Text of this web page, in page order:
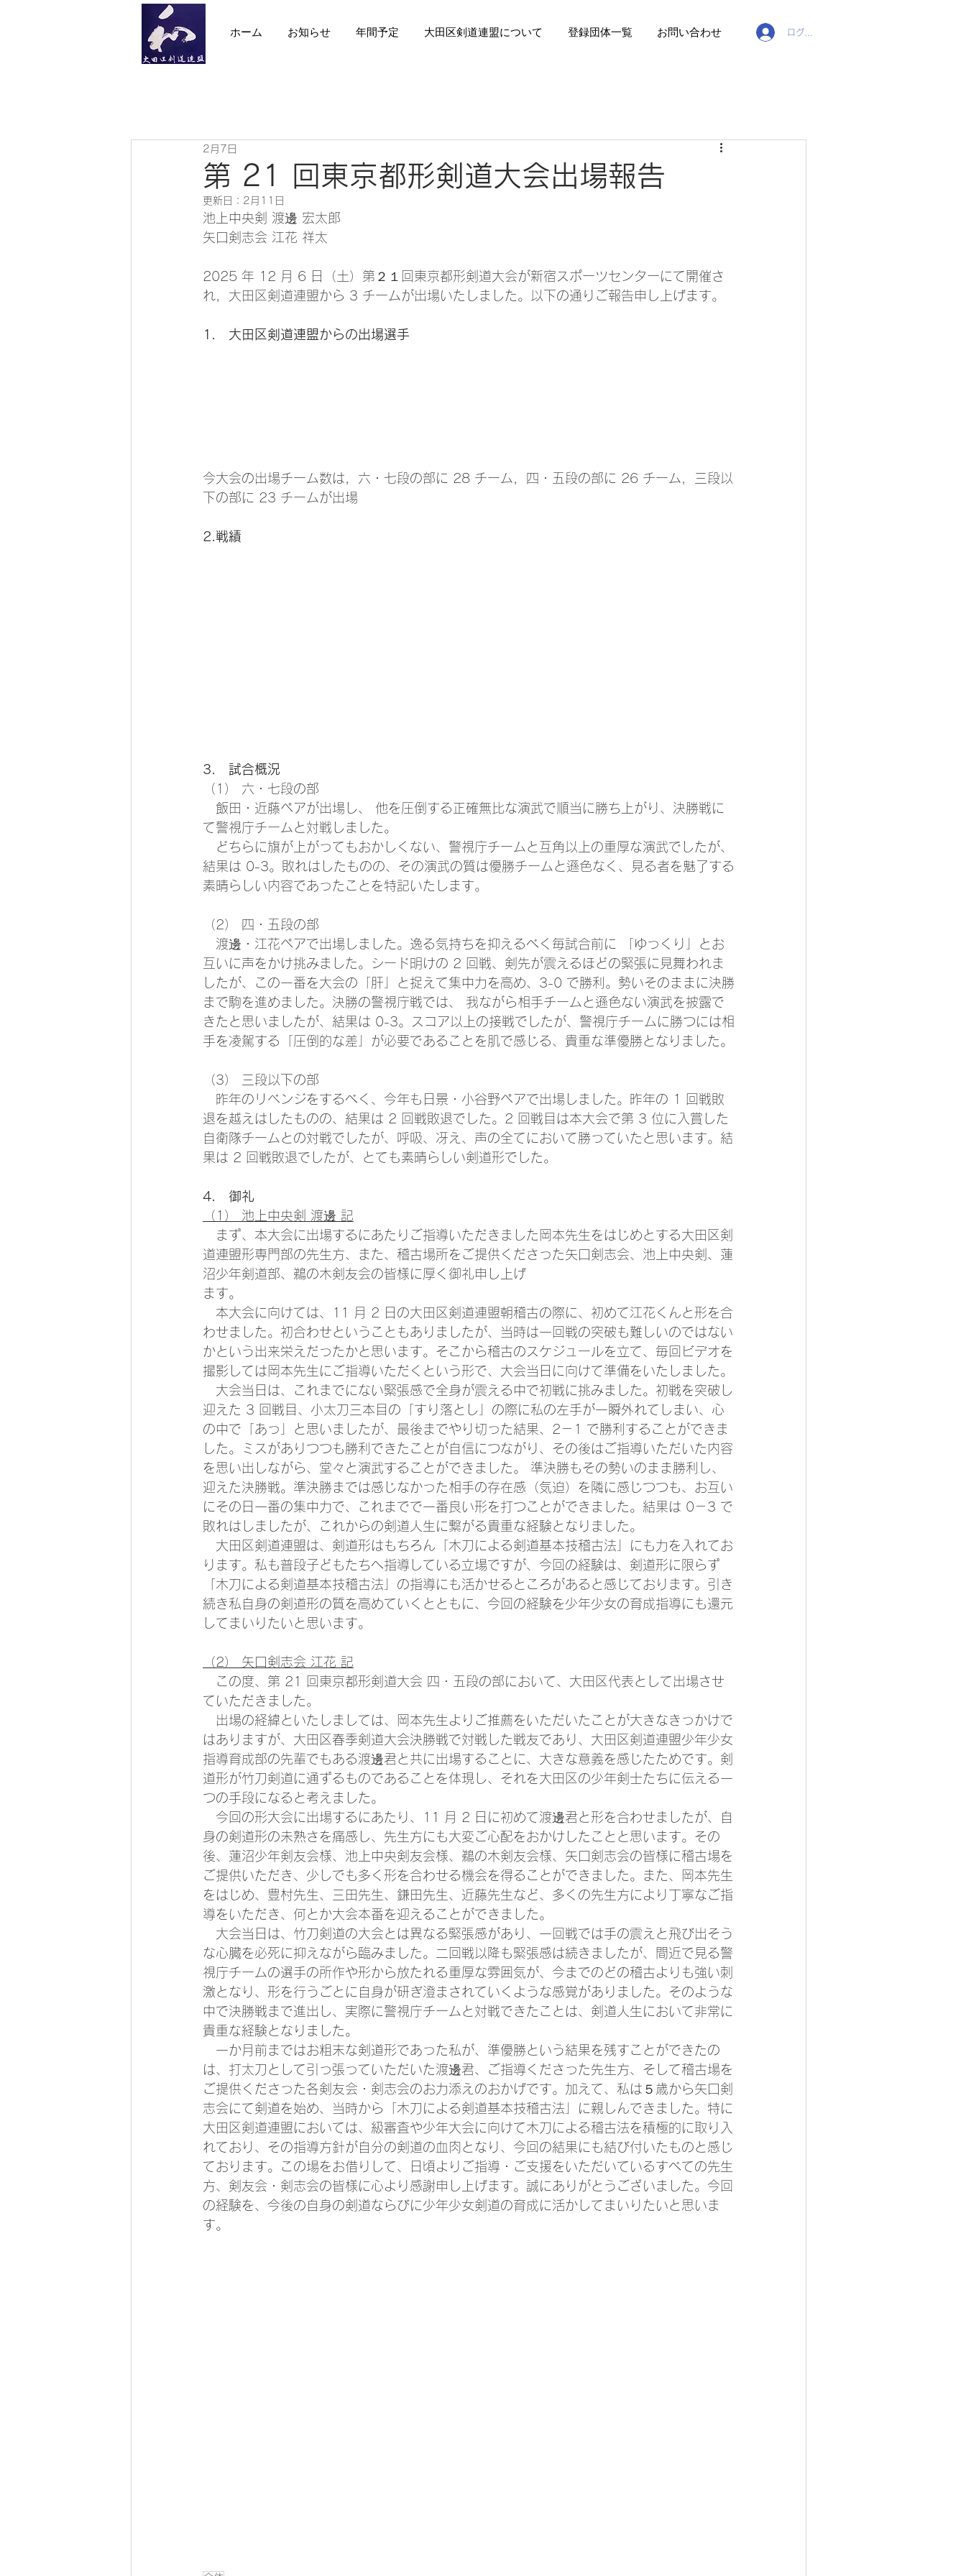
ホーム お知らせ 年間予定 大田区剣道連盟について 登録団体一覧 お問い合わせ ログイン
第 21 回東京都形剣道大会出場報告
2月7日
更新日： 2月11日
池上中央剣 渡邊 宏太郎
矢口剣志会 江花 祥太
2025 年 12 月 6 日（土）第２１回東京都形剣道大会が新宿スポーツセンターにて開催さ
れ，大田区剣道連盟から 3 チームが出場いたしました。以下の通りご報告申し上げます。
1． 大田区剣道連盟からの出場選手
今大会の出場チーム数は，六・七段の部に 28 チーム，四・五段の部に 26 チーム，三段以
下の部に 23 チームが出場
2.戦績
3． 試合概況
（1） 六・七段の部
飯田・近藤ペアが出場し、 他を圧倒する正確無比な演武で順当に勝ち上がり、決勝戦に
て警視庁チームと対戦しました。
どちらに旗が上がってもおかしくない、警視庁チームと互角以上の重厚な演武でしたが、
結果は 0-3。敗れはしたものの、その演武の質は優勝チームと遜色なく、見る者を魅了する
素晴らしい内容であったことを特記いたします。
（2） 四・五段の部
渡邊・江花ペアで出場しました。逸る気持ちを抑えるべく毎試合前に 「ゆっくり」とお
互いに声をかけ挑みました。シード明けの 2 回戦、剣先が震えるほどの緊張に見舞われま
したが、この一番を大会の「肝」と捉えて集中力を高め、3-0 で勝利。勢いそのままに決勝
まで駒を進めました。決勝の警視庁戦では、 我ながら相手チームと遜色ない演武を披露で
きたと思いましたが、結果は 0-3。スコア以上の接戦でしたが、警視庁チームに勝つには相
手を凌駕する「圧倒的な差」が必要であることを肌で感じる、貴重な準優勝となりました。
（3） 三段以下の部
昨年のリベンジをするべく、今年も日景・小谷野ペアで出場しました。昨年の 1 回戦敗
退を越えはしたものの、結果は 2 回戦敗退でした。2 回戦目は本大会で第 3 位に入賞した
自衛隊チームとの対戦でしたが、呼吸、冴え、声の全てにおいて勝っていたと思います。結
果は 2 回戦敗退でしたが、とても素晴らしい剣道形でした。
4． 御礼
（1） 池上中央剣 渡邊 記
まず、本大会に出場するにあたりご指導いただきました岡本先生をはじめとする大田区剣
道連盟形専門部の先生方、また、稽古場所をご提供くださった矢口剣志会、池上中央剣、蓮
沼少年剣道部、鵜の木剣友会の皆様に厚く御礼申し上げ
ます。
本大会に向けては、11 月 2 日の大田区剣道連盟朝稽古の際に、初めて江花くんと形を合
わせました。初合わせということもありましたが、当時は一回戦の突破も難しいのではない
かという出来栄えだったかと思います。そこから稽古のスケジュールを立て、毎回ビデオを
撮影しては岡本先生にご指導いただくという形で、大会当日に向けて準備をいたしました。
大会当日は、これまでにない緊張感で全身が震える中で初戦に挑みました。初戦を突破し
迎えた 3 回戦目、小太刀三本目の「すり落とし」の際に私の左手が一瞬外れてしまい、心
の中で「あっ」と思いましたが、最後までやり切った結果、2－1 で勝利することができま
した。ミスがありつつも勝利できたことが自信につながり、その後はご指導いただいた内容
を思い出しながら、堂々と演武することができました。 準決勝もその勢いのまま勝利し、
迎えた決勝戦。準決勝までは感じなかった相手の存在感（気迫）を隣に感じつつも、お互い
にその日一番の集中力で、これまでで一番良い形を打つことができました。結果は 0－3 で
敗れはしましたが、これからの剣道人生に繋がる貴重な経験となりました。
大田区剣道連盟は、剣道形はもちろん「木刀による剣道基本技稽古法」にも力を入れてお
ります。私も普段子どもたちへ指導している立場ですが、今回の経験は、剣道形に限らず
「木刀による剣道基本技稽古法」の指導にも活かせるところがあると感じております。引き
続き私自身の剣道形の質を高めていくとともに、今回の経験を少年少女の育成指導にも還元
してまいりたいと思います。
（2） 矢口剣志会 江花 記
この度、第 21 回東京都形剣道大会 四・五段の部において、大田区代表として出場させ
ていただきました。
出場の経緯といたしましては、岡本先生よりご推薦をいただいたことが大きなきっかけで
はありますが、大田区春季剣道大会決勝戦で対戦した戦友であり、大田区剣道連盟少年少女
指導育成部の先輩でもある渡邊君と共に出場することに、大きな意義を感じたためです。剣
道形が竹刀剣道に通ずるものであることを体現し、それを大田区の少年剣士たちに伝える一
つの手段になると考えました。
今回の形大会に出場するにあたり、11 月 2 日に初めて渡邊君と形を合わせましたが、自
身の剣道形の未熟さを痛感し、先生方にも大変ご心配をおかけしたことと思います。その
後、蓮沼少年剣友会様、池上中央剣友会様、鵜の木剣友会様、矢口剣志会の皆様に稽古場を
ご提供いただき、少しでも多く形を合わせる機会を得ることができました。また、岡本先生
をはじめ、豊村先生、三田先生、鎌田先生、近藤先生など、多くの先生方により丁寧なご指
導をいただき、何とか大会本番を迎えることができました。
大会当日は、竹刀剣道の大会とは異なる緊張感があり、一回戦では手の震えと飛び出そう
な心臓を必死に抑えながら臨みました。二回戦以降も緊張感は続きましたが、間近で見る警
視庁チームの選手の所作や形から放たれる重厚な雰囲気が、今までのどの稽古よりも強い刺
激となり、形を行うごとに自身が研ぎ澄まされていくような感覚がありました。そのような
中で決勝戦まで進出し、実際に警視庁チームと対戦できたことは、剣道人生において非常に
貴重な経験となりました。
一か月前まではお粗末な剣道形であった私が、準優勝という結果を残すことができたの
は、打太刀として引っ張っていただいた渡邊君、ご指導くださった先生方、そして稽古場を
ご提供くださった各剣友会・剣志会のお力添えのおかげです。加えて、私は５歳から矢口剣
志会にて剣道を始め、当時から「木刀による剣道基本技稽古法」に親しんできました。特に
大田区剣道連盟においては、級審査や少年大会に向けて木刀による稽古法を積極的に取り入
れており、その指導方針が自分の剣道の血肉となり、今回の結果にも結び付いたものと感じ
ております。この場をお借りして、日頃よりご指導・ご支援をいただいているすべての先生
方、剣友会・剣志会の皆様に心より感謝申し上げます。誠にありがとうございました。今回
の経験を、今後の自身の剣道ならびに少年少女剣道の育成に活かしてまいりたいと思いま
す。